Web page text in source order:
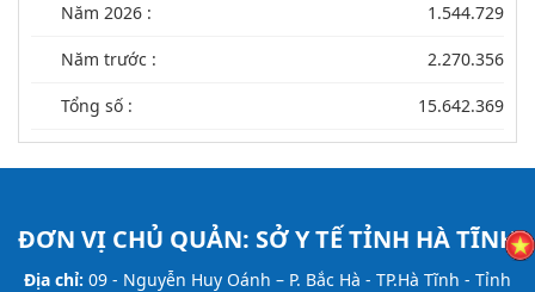
Năm 2026 : 1.544.729
Năm trước : 2.270.356
Tổng số : 15.642.369
ĐƠN VỊ CHỦ QUẢN: SỞ Y TẾ TỈNH HÀ TĨNH
Địa chỉ: 09 - Nguyễn Huy Oánh – P. Bắc Hà - TP.Hà Tĩnh - Tỉnh